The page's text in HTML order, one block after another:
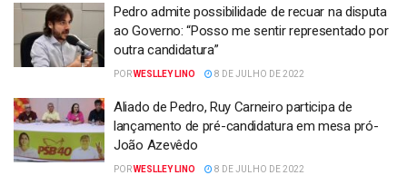
Pedro admite possibilidade de recuar na disputa
ao Governo: “Posso me sentir representado por
outra candidatura”
PORWESLLEY LINO 8 DE JULHO DE 2022
Aliado de Pedro, Ruy Carneiro participa de
lançamento de pré-candidatura em mesa pró-
João Azevêdo
PORWESLLEY LINO 8 DE JULHO DE 2022